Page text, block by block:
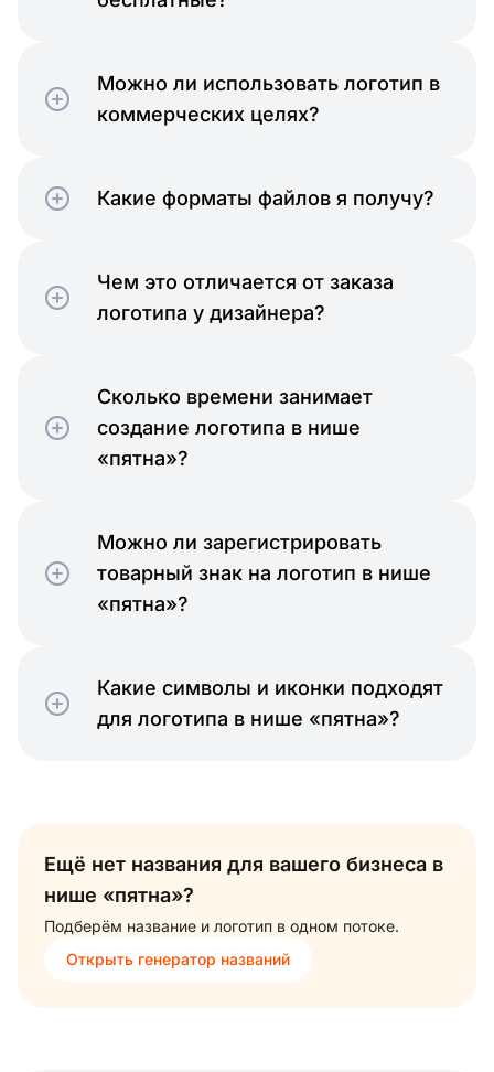
Можно ли использовать логотип в
коммерческих целях?
Какие форматы файлов я получу?
Чем это отличается от заказа
логотипа у дизайнера?
Сколько времени занимает
создание логотипа в нише
«пятна»?
Можно ли зарегистрировать
товарный знак на логотип в нише
«пятна»?
Какие символы и иконки подходят
для логотипа в нише «пятна»?
Ещё нет названия для вашего бизнеса в
нише «пятна»?
Подберём название и логотип в одном потоке.
Открыть генератор названий